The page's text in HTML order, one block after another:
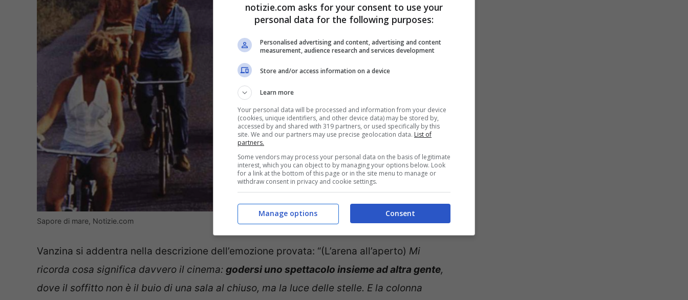
Sapore di mare, Notizie.com
Vanzina si addentra nella descrizione dell’emozione provata: “(L’arena all’aperto) Mi
ricorda cosa significa davvero il cinema: godersi uno spettacolo insieme ad altra gente,
dove il soffitto non è il buio di una sala al chiuso, ma la luce delle stelle. E la colonna
notizie.com asks for your consent to use your
personal data for the following purposes:
Personalised advertising and content, advertising and content
measurement, audience research and services development
Store and/or access information on a device
Learn more
Your personal data will be processed and information from your device
(cookies, unique identifiers, and other device data) may be stored by,
accessed by and shared with 319 partners, or used specifically by this
site. We and our partners may use precise geolocation data. List of
partners.
Some vendors may process your personal data on the basis of legitimate
interest, which you can object to by managing your options below. Look
for a link at the bottom of this page or in the site menu to manage or
withdraw consent in privacy and cookie settings.
Consent
Manage options